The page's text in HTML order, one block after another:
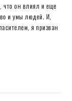
что он влиял и еще
и умы людей. И,
я призван